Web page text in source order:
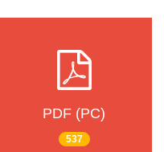
PDF (PC)
537